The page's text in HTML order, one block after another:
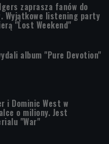
zaprasza fanów do
Wyjątkowe listening party
"Lost Weekend"
album "Pure Devotion"
i Dominic West w
o miliony. Jest
"War"